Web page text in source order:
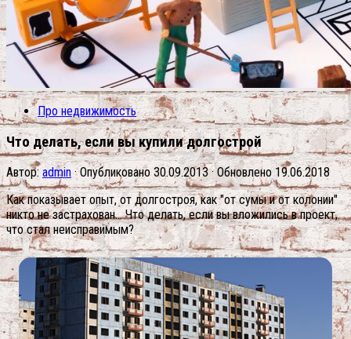
Про недвижимость
Что делать, если вы купили долгострой
Автор: admin · Опубликовано30.09.2013· Обновлено19.06.2018
Как показывает опыт, от долгостроя, как "от сумы и от колонии"
никто не застрахован… Что делать, если вы вложились в проект,
что стал неисправимым?